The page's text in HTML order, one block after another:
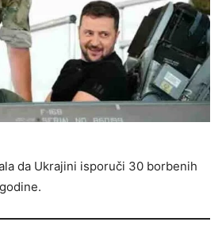
da Ukrajini isporuči 30 borbenih